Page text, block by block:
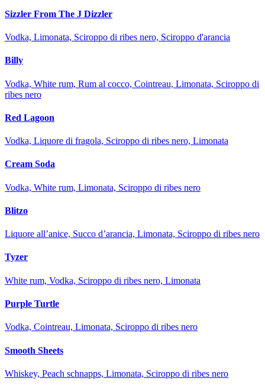
Sizzler From The J Dizzler
Vodka, Limonata, Sciroppo di ribes nero, Sciroppo d'arancia
Billy
Vodka, White rum, Rum al cocco, Cointreau, Limonata, Sciroppo di
ribes nero
Red Lagoon
Vodka, Liquore di fragola, Sciroppo di ribes nero, Limonata
Cream Soda
Vodka, White rum, Limonata, Sciroppo di ribes nero
Blitzo
Liquore all’anice, Succo d’arancia, Limonata, Sciroppo di ribes nero
Tyzer
White rum, Vodka, Sciroppo di ribes nero, Limonata
Purple Turtle
Vodka, Cointreau, Limonata, Sciroppo di ribes nero
Smooth Sheets
Whiskey, Peach schnapps, Limonata, Sciroppo di ribes nero